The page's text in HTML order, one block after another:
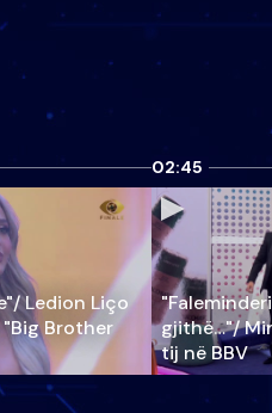
Ledion Liço
Brother
02:45
gjithë…"/
tij në BBV